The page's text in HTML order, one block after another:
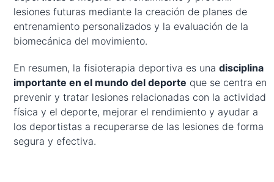
lesiones futuras mediante la creación de planes de
entrenamiento personalizados y la evaluación de la
biomecánica del movimiento.
En resumen, la fisioterapia deportiva es unadisciplina
importante en el mundo del deporte que se centra en
prevenir y tratar lesiones relacionadas con la actividad
física y el deporte, mejorar el rendimiento y ayudar a
los deportistas a recuperarse de las lesiones de forma
segura y efectiva.